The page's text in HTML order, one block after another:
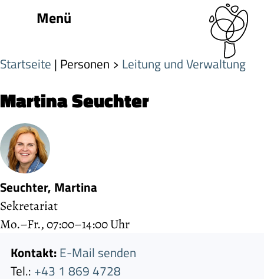
Menü
Startseite | Personen Leitung und Verwaltung
Martina Seuchter
Seuchter, Martina
Sekretariat
Mo.–Fr., 07:00–14:00 Uhr
Kontakt:E-Mail senden
Tel.: +43 1 869 4728